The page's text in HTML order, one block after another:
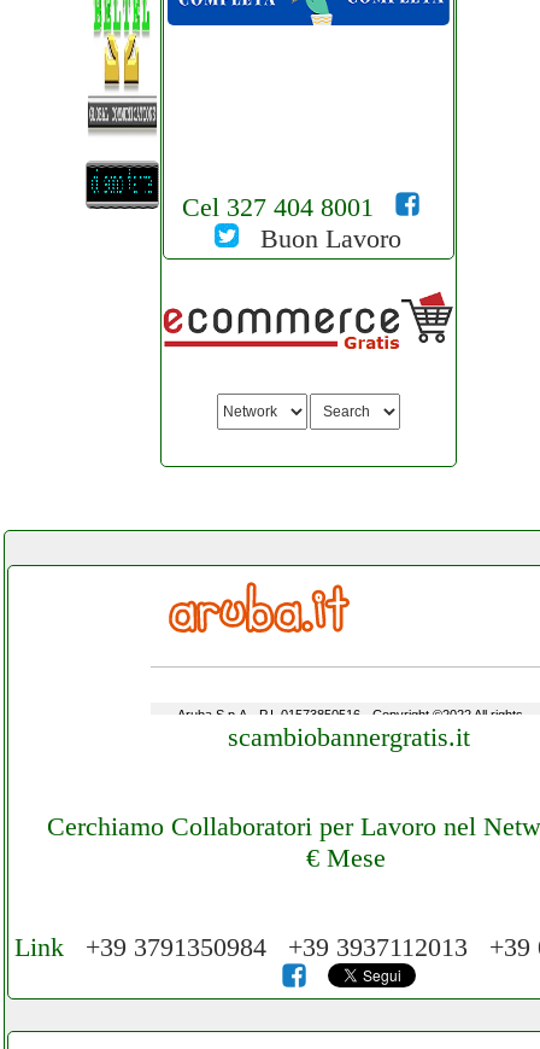
Cel 327 404 8001
Buon Lavoro
scambiobannergratis.it
Cerchiamo Collaboratori per Lavoro nel
€ Mese
Cerchiamo Collaboratori per Lavoro nel
3.000 € Mese
Link+39 3791350984 +39 3937112013 +39